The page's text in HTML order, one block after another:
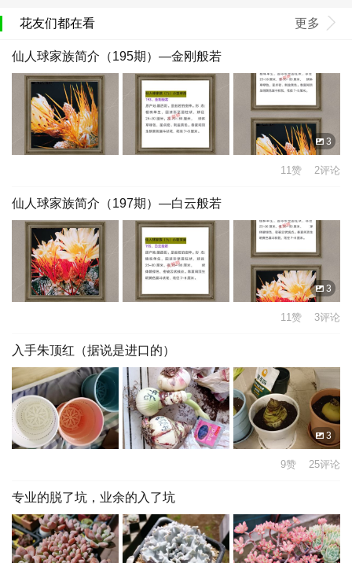
花友们都在看 更多
仙人球家族简介（195期）—金刚般若
3
11赞 2评论
仙人球家族简介（197期）—白云般若
3
11赞 3评论
入手朱顶红（据说是进口的）
3
9赞 25评论
专业的脱了坑，业余的入了坑